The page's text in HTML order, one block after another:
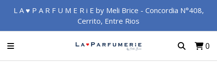
L A ♥ P A R F U M E R i E by Meli Brice - Concordia N°408,
Cerrito, Entre Rios
0